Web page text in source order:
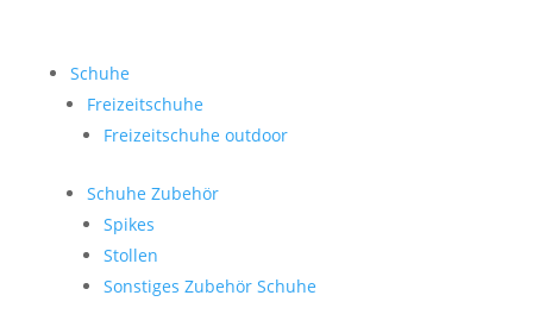
Schuhe
Freizeitschuhe
Freizeitschuhe outdoor
Schuhe Zubehör
Spikes
Stollen
Sonstiges Zubehör Schuhe